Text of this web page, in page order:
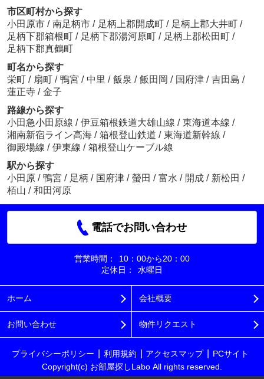
市区町村から探す
小田原市 / 南足柄市 / 足柄上郡開成町 / 足柄上郡大井町 /
足柄下郡箱根町 / 足柄下郡湯河原町 / 足柄上郡松田町 /
足柄下郡真鶴町
町名から探す
栄町 / 扇町 / 鴨宮 / 中里 / 飯泉 / 飯田岡 / 国府津 / 吉田島 /
蓮正寺 / 金子
路線から探す
小田急小田原線 / 伊豆箱根鉄道大雄山線 / 東海道本線 /
湘南新宿ライン高海 / 箱根登山鉄道 / 東海道新幹線 /
御殿場線 / 伊東線 / 箱根登山ケーブル線
駅から探す
小田原 / 鴨宮 / 足柄 / 国府津 / 螢田 / 富水 / 開成 / 新松田 /
栢山 / 和田河原
電話でお問い合わせ
営業時間：
10：00から20：00
定休日：
水曜日
ホーム 会社概要
お問い合わせ 物件リクエスト
プライバシーポリシー 利用規約 アクセスマップ
PCサイト
Copyright(c) お部屋探しLabo All rights reserved.